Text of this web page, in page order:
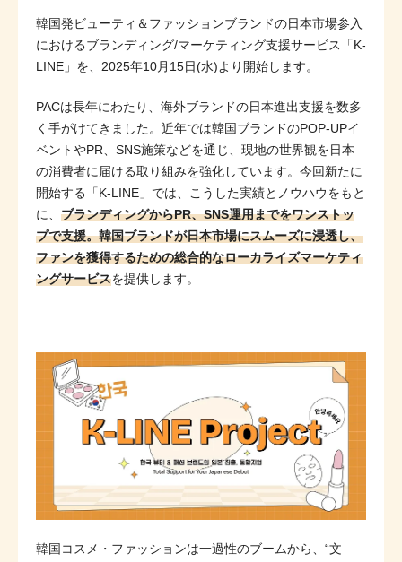
韓国発ビューティ＆ファッションブランドの日本市場参入
におけるブランディング/マーケティング支援サービス「K-
LINE」を、2025年10月15日(水)より開始します。
PACは長年にわたり、海外ブランドの日本進出支援を数多
く手がけてきました。近年では韓国ブランドのPOP-UPイ
ベントやPR、SNS施策などを通じ、現地の世界観を日本
の消費者に届ける取り組みを強化しています。今回新たに
開始する「K-LINE」では、こうした実績とノウハウをもと
に、 ブランディングからPR、SNS運用までをワンストッ
プで支援。韓国ブランドが日本市場にスムーズに浸透し、
ファンを獲得するための総合的なローカライズマーケティ
ングサービスを提供します。
韓国コスメ・ファッションは一過性のブームから、“文